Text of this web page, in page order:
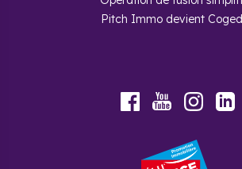
Pitch Immo devient
FacebookYoutube